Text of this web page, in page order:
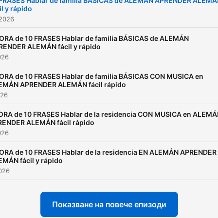
y rápido
de 10 FRASES Hablar de familia BÁSICAS de ALEMÁN
ALEMÁN fácil y rápido
de 10 FRASES Hablar de familia BÁSICAS CON MUSICA en
APRENDER ALEMÁN fácil rápido
de 10 FRASES Hablar de la residencia CON MUSICA en
ALEMÁN fácil rápido
de 10 FRASES Hablar de la residencia EN ALEMÁN APRENDER
fácil y rápido
Показване на повече епизоди